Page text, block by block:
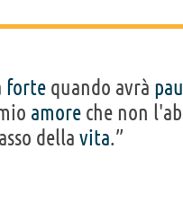
forte quando avrà
amore che non
della vita.”